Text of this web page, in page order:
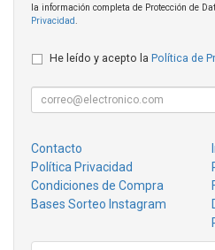
la información completa de Protección de
Privacidad
He leído y acepto la Política de
Contacto
Política Privacidad
Condiciones de Compra
Bases Sorteo Instagram